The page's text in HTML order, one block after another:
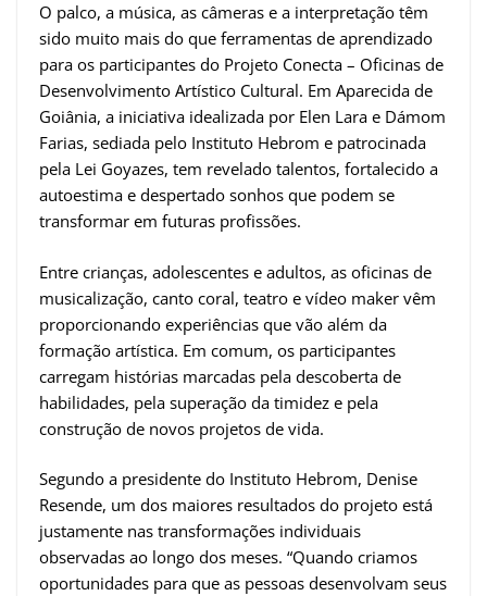
O palco, a música, as câmeras e a interpretação têm
sido muito mais do que ferramentas de aprendizado
para os participantes do Projeto Conecta – Oficinas de
Desenvolvimento Artístico Cultural. Em Aparecida de
Goiânia, a iniciativa idealizada por Elen Lara e Dámom
Farias, sediada pelo Instituto Hebrom e patrocinada
pela Lei Goyazes, tem revelado talentos, fortalecido a
autoestima e despertado sonhos que podem se
transformar em futuras profissões.
Entre crianças, adolescentes e adultos, as oficinas de
musicalização, canto coral, teatro e vídeo maker vêm
proporcionando experiências que vão além da
formação artística. Em comum, os participantes
carregam histórias marcadas pela descoberta de
habilidades, pela superação da timidez e pela
construção de novos projetos de vida.
Segundo a presidente do Instituto Hebrom, Denise
Resende, um dos maiores resultados do projeto está
justamente nas transformações individuais
observadas ao longo dos meses. “Quando criamos
oportunidades para que as pessoas desenvolvam seus